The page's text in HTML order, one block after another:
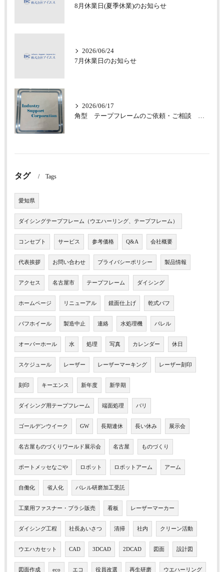
8月休業日(夏季休業)のお知らせ
2026/06/24
7月休業日のお知らせ
2026/06/17
角型 テープフレームのご依頼・ご相談 承っております
タグ Tags
愛知県
ダイシングテープフレーム（ウエハーリング、テープフレーム）
コンセプト サービス 参考価格 Q&A 会社概要
代表挨拶 お問い合わせ プライバシーポリシー 製品情報
アクセス 名古屋市 テープフレーム ダイシング
ホームページ リニューアル 鏡面仕上げ 乾式バフ
バフホイール 製造中止 連絡 水処理機 バレル
オーバーホール 水 処理 写真 カレンダー 休日
スケジュール レーザー レーザーマーキング レーザー刻印
刻印 キーエンス 新年度 新学期
ダイシング用テープフレーム 端面処理 バリ
ゴールデンウイーク GW 長期連休 長い休み 展示会
名古屋ものづくりワールド展示会 名古屋 ものづくり
ポートメッセなごや ロボット ロボットアーム アーム
自働化 省人化 バレル研磨加工受託
工業用ファスナー・ブラシ販売 看板 レーザーマーカー
ダイシング工程 社長あいさつ 清掃 社内 クリーン活動
ウエハカセット CAD 3DCAD 2DCAD 図面 設計図
図面作成 eco エコ 役員改選 再生研磨 ウエハーリング